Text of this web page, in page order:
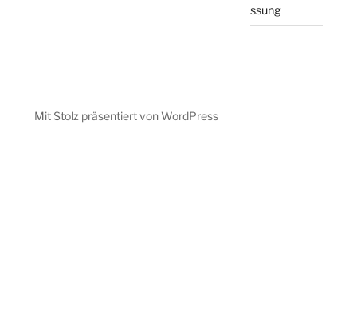
ssung
Mit Stolz präsentiert von WordPress